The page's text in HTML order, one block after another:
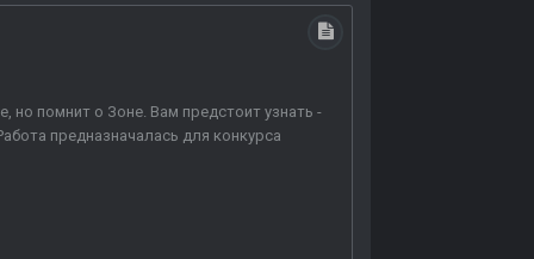
но помнит о Зоне. Вам предстоит узнать -
предназначалась для конкурса